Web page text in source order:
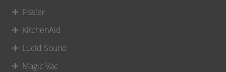
Fissler
KitchenAid
Lucid Sound
Magic Vac